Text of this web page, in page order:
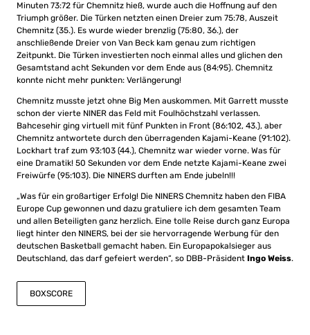
Minuten 73:72 für Chemnitz hieß, wurde auch die Hoffnung auf den
Triumph größer. Die Türken netzten einen Dreier zum 75:78, Auszeit
Chemnitz (35.). Es wurde wieder brenzlig (75:80, 36.), der
anschließende Dreier von Van Beck kam genau zum richtigen
Zeitpunkt. Die Türken investierten noch einmal alles und glichen den
Gesamtstand acht Sekunden vor dem Ende aus (84:95). Chemnitz
konnte nicht mehr punkten: Verlängerung!
Chemnitz musste jetzt ohne Big Men auskommen. Mit Garrett musste
schon der vierte NINER das Feld mit Foulhöchstzahl verlassen.
Bahcesehir ging virtuell mit fünf Punkten in Front (86:102, 43.), aber
Chemnitz antwortete durch den überragenden Kajami-Keane (91:102).
Lockhart traf zum 93:103 (44.), Chemnitz war wieder vorne. Was für
eine Dramatik! 50 Sekunden vor dem Ende netzte Kajami-Keane zwei
Freiwürfe (95:103). Die NINERS durften am Ende jubeln!!!
„Was für ein großartiger Erfolg! Die NINERS Chemnitz haben den FIBA
Europe Cup gewonnen und dazu gratuliere ich dem gesamten Team
und allen Beteiligten ganz herzlich. Eine tolle Reise durch ganz Europa
liegt hinter den NINERS, bei der sie hervorragende Werbung für den
deutschen Basketball gemacht haben. Ein Europapokalsieger aus
Deutschland, das darf gefeiert werden“, so DBB-Präsident Ingo Weiss.
BOXSCORE